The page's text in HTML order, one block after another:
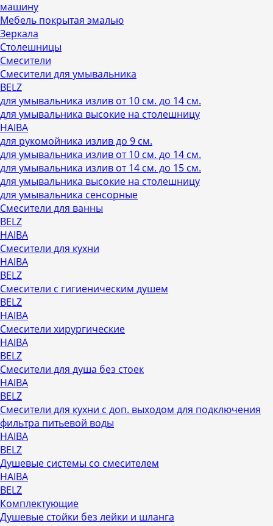
машину
Мебель покрытая эмалью
Зеркала
Столешницы
Смесители
Смесители для умывальника
BELZ
для умывальника излив от 10 см. до 14 см.
для умывальника высокие на столешницу
HAIBA
для рукомойника излив до 9 см.
для умывальника излив от 10 см. до 14 см.
для умывальника излив от 14 см. до 15 см.
для умывальника высокие на столешницу
для умывальника сенсорные
Смесители для ванны
BELZ
HAIBA
Смесители для кухни
HAIBA
BELZ
Смесители с гигиеническим душем
BELZ
HAIBA
Смесители хирургические
HAIBA
BELZ
Смесители для душа без стоек
HAIBA
BELZ
Смесители для кухни с доп. выходом для подключения
фильтра питьевой воды
HAIBA
BELZ
Душевые системы со смесителем
HAIBA
BELZ
Комплектующие
Душевые стойки без лейки и шланга